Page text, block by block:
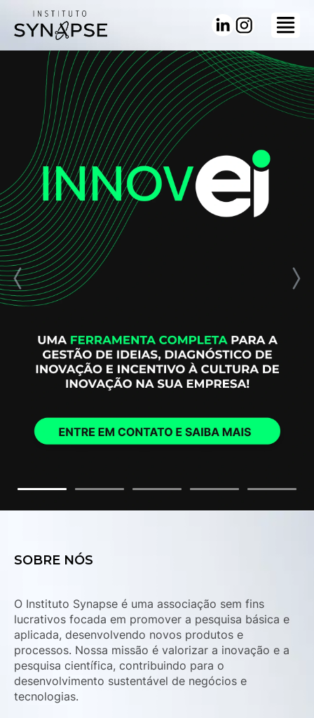
SOBRE NÓS
O Instituto Synapse é uma associação sem fins
lucrativos focada em promover a pesquisa básica e
aplicada, desenvolvendo novos produtos e
processos. Nossa missão é valorizar a inovação e a
pesquisa científica, contribuindo para o
desenvolvimento sustentável de negócios e
tecnologias.